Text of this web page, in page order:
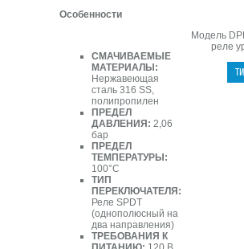
Особенности
СМАЧИВАЕМЫЕ
МАТЕРИАЛЫ:
Нержавеющая
сталь 316 SS,
полипропилен
ПРЕДЕЛ
ДАВЛЕНИЯ: 2,06
бар
ПРЕДЕЛ
ТЕМПЕРАТУРЫ:
100°C
ТИП
ПЕРЕКЛЮЧАТЕЛЯ:
Реле SPDT
(однополюсный на
два направления)
ТРЕБОВАНИЯ К
Модель
реле